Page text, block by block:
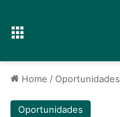
Home /Oportunidades
Oportunidades